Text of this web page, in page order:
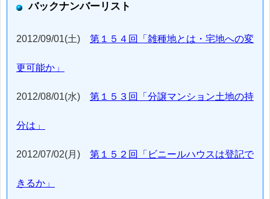
バックナンバーリスト
2012/09/01(土) 第１５４回「雑種地とは・宅地への変
更可能か」
2012/08/01(水) 第１５３回「分譲マンション土地の持
分は」
2012/07/02(月) 第１５２回「ビニールハウスは登記で
きるか」